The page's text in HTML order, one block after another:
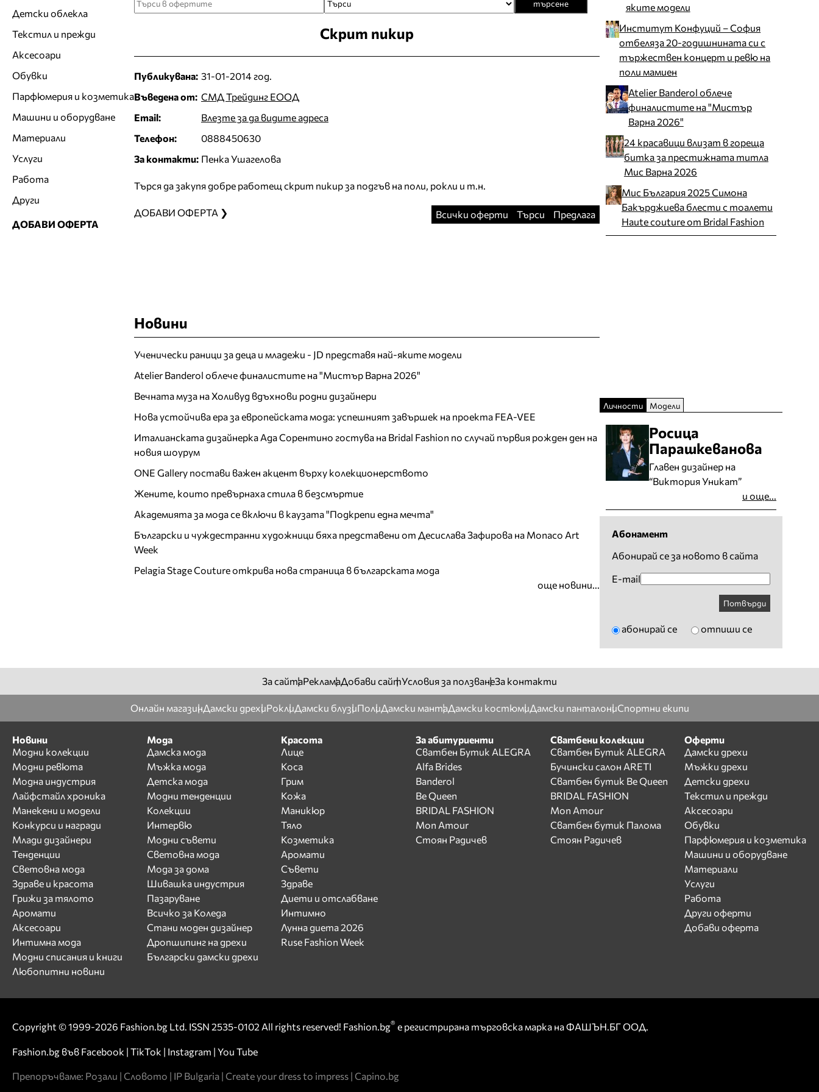
търсене
Скрит пикир
Публикувана: 31-01-2014 год.
Въведена от: СМД Трейдинг ЕООД
Email:
Влезте за да видите адреса
Телефон:
0888450630
За контакти: Пенка Ушагелова
Търся да закупя добре работещ скрит пикир за подгъв на поли, рокли и т.н.
ДОБАВИ ОФЕРТА ❯ Всички оферти Търси Предлага
Новини
Ученически раници за деца и младежи - JD представя най-яките модели
Atelier Banderol облече финалистите на "Мистър Варна 2026"
Вечната муза на Холивуд вдъхнови родни дизайнери
Нова устойчива ера за европейската мода: успешният завършек на проекта FEA-VEE
Италианската дизайнерка Ада Сорентино гостува на Bridal Fashion по случай първия рожден ден на
новия шоурум
ONE Gallery постави важен акцент върху колекционерството
Жените, които превърнаха стила в безсмъртие
Академията за мода се включи в каузата "Подкрепи една мечта"
Български и чуждестранни художници бяха представени от Десислава Зафирова на Monaco Art
Week
Pelagia Stage Couture открива нова страница в българската мода
още новини...
Детски облекла
Текстил и прежди
Аксесоари
Обувки
Парфюмерия и козметика
Машини и оборудване
Материали
Услуги
Работа
Други
ДОБАВИ ОФЕРТА
яките модели
Институт Конфуций – София
отбеляза 20-годишнината си с
тържествен концерт и ревю на
поли мамиен
Atelier Banderol облече
финалистите на "Мистър
Варна 2026"
24 красавици влизат в гореща
битка за престижната титла
Мис Варна 2026
Мис България 2025 Симона
Бакърджиева блести с тоалети
Haute couture от Bridal Fashion
Личности Модели
Росица
Парашкеванова
Главен дизайнер на
“Виктория Уникат”
и още...
Абонамент
Абонирай се за новото в сайта
E-mail
Потвърди
абонирай се отпиши се
За сайтаРекламаДобави сайтУсловия за ползванеЗа контакти
Онлайн магазинДамски дрехиРоклиДамски блузиПолиДамски мантаДамски костюмиДамски панталониСпортни екипи
Новини
Модни колекции
Модни ревюта
Модна индустрия
Лайфстайл хроника
Манекени и модели
Конкурси и награди
Млади дизайнери
Тенденции
Световна мода
Здраве и красота
Грижи за тялото
Аромати
Аксесоари
Интимна мода
Модни списания и книги
Любопитни новини
Мода
Дамска мода
Мъжка мода
Детска мода
Модни тенденции
Колекции
Интервю
Модни съвети
Световна мода
Мода за дома
Шивашка индустрия
Пазаруване
Всичко за Коледа
Стани моден дизайнер
Дропшипинг на дрехи
Български дамски дрехи
Красота
Лице
Коса
Грим
Кожа
Маникюр
Тяло
Козметика
Аромати
Съвети
Здраве
Диети и отслабване
Интимно
Лунна диета 2026
Ruse Fashion Week
За абитуриенти
Сватбен Бутик ALEGRA
Alfa Brides
Banderol
Be Queen
BRIDAL FASHION
Mon Amour
Стоян Радичев
Сватбени колекции
Сватбен Бутик ALEGRA
Бучински салон ARETI
Сватбен бутик Be Queen
BRIDAL FASHION
Mon Amour
Сватбен бутик Палома
Стоян Радичев
Оферти
Дамски дрехи
Мъжки дрехи
Детски дрехи
Текстил и прежди
Аксесоари
Обувки
Парфюмерия и козметика
Машини и оборудване
Материали
Услуги
Работа
Други оферти
Добави оферта
Copyright © 1999-2026 Fashion.bg Ltd. ISSN 2535-0102 All rights reserved! Fashion.bg® е регистрирана търговска марка на ФАШЪН.БГ ООД.
Fashion.bg във Facebook | TikTok | Instagram | You Tube
Препоръчваме: Розали | Словото | IP Bulgaria | Create your dress to impress | Capino.bg